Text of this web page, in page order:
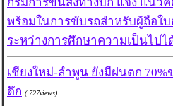
พร้อมในการขับรถสำหรับผู้ถือ
ระหว่างการศึกษาความเป็นไป
เชียงใหม่-ลำพูน ยังมีฝนตก
ดึก ( 727views)